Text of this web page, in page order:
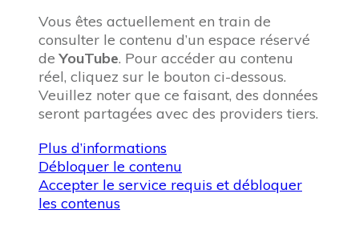
Vous êtes actuellement en train de
consulter le contenu d’un espace réservé
deYouTube. Pour accéder au contenu
réel, cliquez sur le bouton ci-dessous.
Veuillez noter que ce faisant, des données
seront partagées avec des providers tiers.
Plus d’informations
Débloquer le contenu
Accepter le service requis et débloquer
les contenus